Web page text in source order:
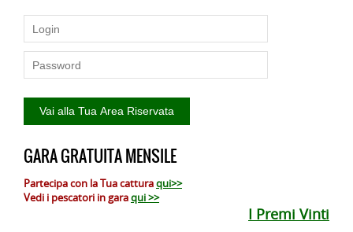
GARA GRATUITA MENSILE
Partecipa con la Tua catturaqui>>
Vedi i pescatori in garaqui >>
I Premi Vinti